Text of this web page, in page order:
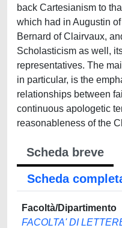
back Cartesianism to
which had in Augustin
Bernard of Clairvaux,
Scholasticism as well,
representatives. The
in particular, is the
relationships between
continuous apologetic
reasonableness of the
Scheda breve
Scheda
Facoltà/Dipartimento
FACOLTA' DI